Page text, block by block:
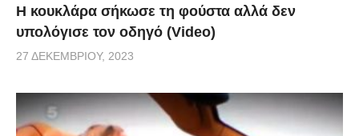
Η κουκλάρα σήκωσε τη φούστα αλλά δεν
υπολόγισε τον οδηγό (Video)
27 ΔΕΚΕΜΒΡΊΟΥ, 2023